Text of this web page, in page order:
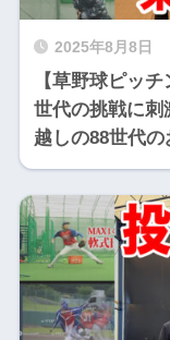
2025年8月8日
【草野球ピッ
世代の挑戦に刺
越しの88世代の